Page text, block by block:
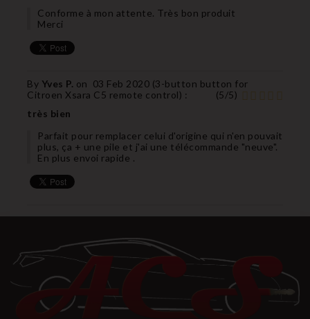
Conforme à mon attente. Très bon produit
Merci
By Yves P. on 03 Feb 2020 (3-button button for
Citroen Xsara C5 remote control) : (5/5)
très bien
Parfait pour remplacer celui d'origine qui n'en pouvait
plus, ça + une pile et j'ai une télécommande "neuve".
En plus envoi rapide .